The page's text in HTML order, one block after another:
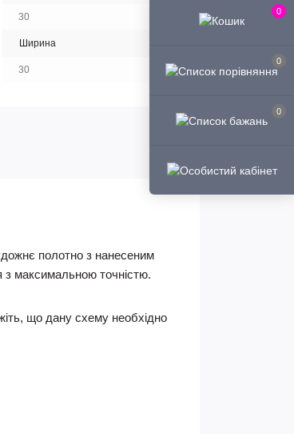
0
0
0
30
Ширина
30
полотно з нанесеним
з максимальною точністю.
що дану схему необхідно